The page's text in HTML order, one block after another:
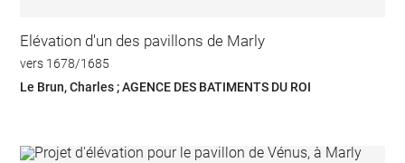
Elévation d'un des pavillons de Marly
vers 1678/1685
Le Brun, Charles ; AGENCE DES BATIMENTS DU ROI